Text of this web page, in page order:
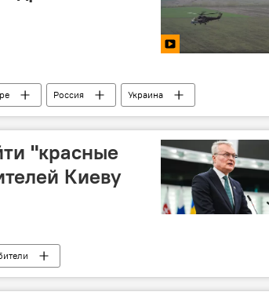
Россия
Украина
"красные
Киеву